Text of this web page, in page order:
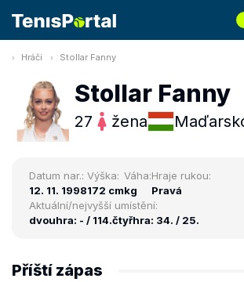
Hráči Stollar Fanny
Stollar Fanny
27 žena
Datum nar.:
12. 11. 1998
Výška:
172 cm
Váha:
kg
Hraje rukou:
Pravá
Aktuální/nejvyšší umístění:
dvouhra: - / 114.čtyřhra: 34. / 25.
Příští zápas